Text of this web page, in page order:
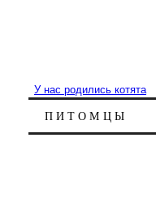
У нас родились котята
ПИТОМЦЫ